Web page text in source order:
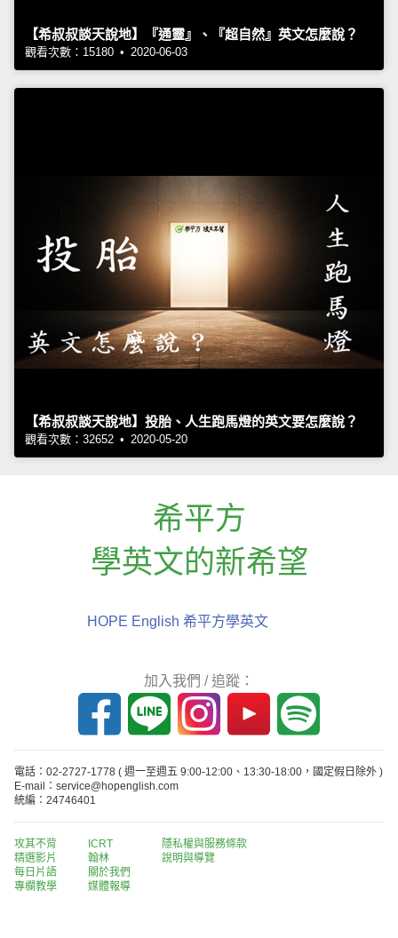
【希叔叔談天說地】『通靈』、『超自然』英文怎麼說？
觀看次數：15180 • 2020-06-03
【希叔叔談天說地】投胎、人生跑馬燈的英文要怎麼說？
觀看次數：32652 • 2020-05-20
希平方
學英文的新希望
HOPE English 希平方學英文
加入我們 / 追蹤：
電話：02-2727-1778 ( 週一至週五 9:00-12:00、13:30-18:00，國定假日除外 )
E-mail：service@hopenglish.com
統編：24746401
攻其不背
精選影片
每日片語
專欄教學
ICRT
翰林
關於我們
媒體報導
隱私權與服務條款
說明與導覽